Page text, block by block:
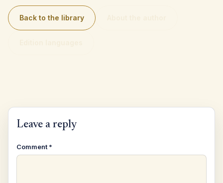
Back to the library
Leave a reply
Comment *